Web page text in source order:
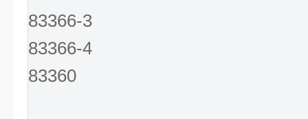
83366-3
83366-4
83360